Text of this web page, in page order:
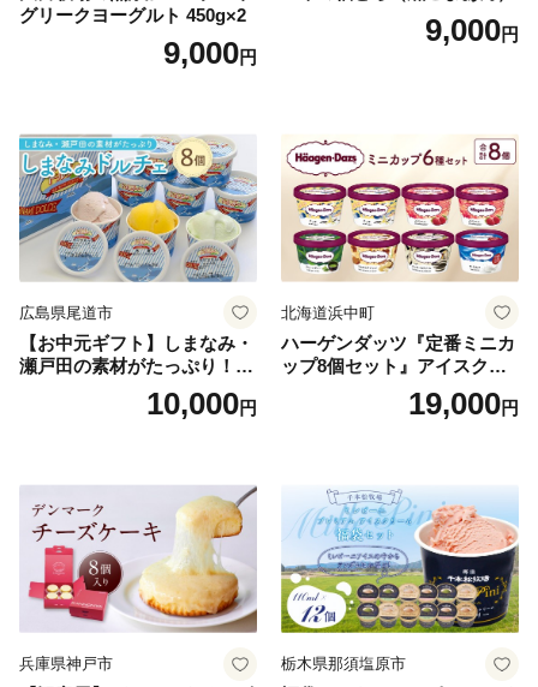
グリークヨーグルト 450g×2
9,000円
9,000円
広島県尾道市
【お中元ギフト】しまなみ・
瀬戸田の素材がたっぷり！ジ
10,000円
北海道浜中町
ハーゲンダッツ『定番ミニカ
ップ8個セット』アイスクリ
ーム アイス スイーツ デザー
19,000円
兵庫県神戸市 栃木県那須塩原市